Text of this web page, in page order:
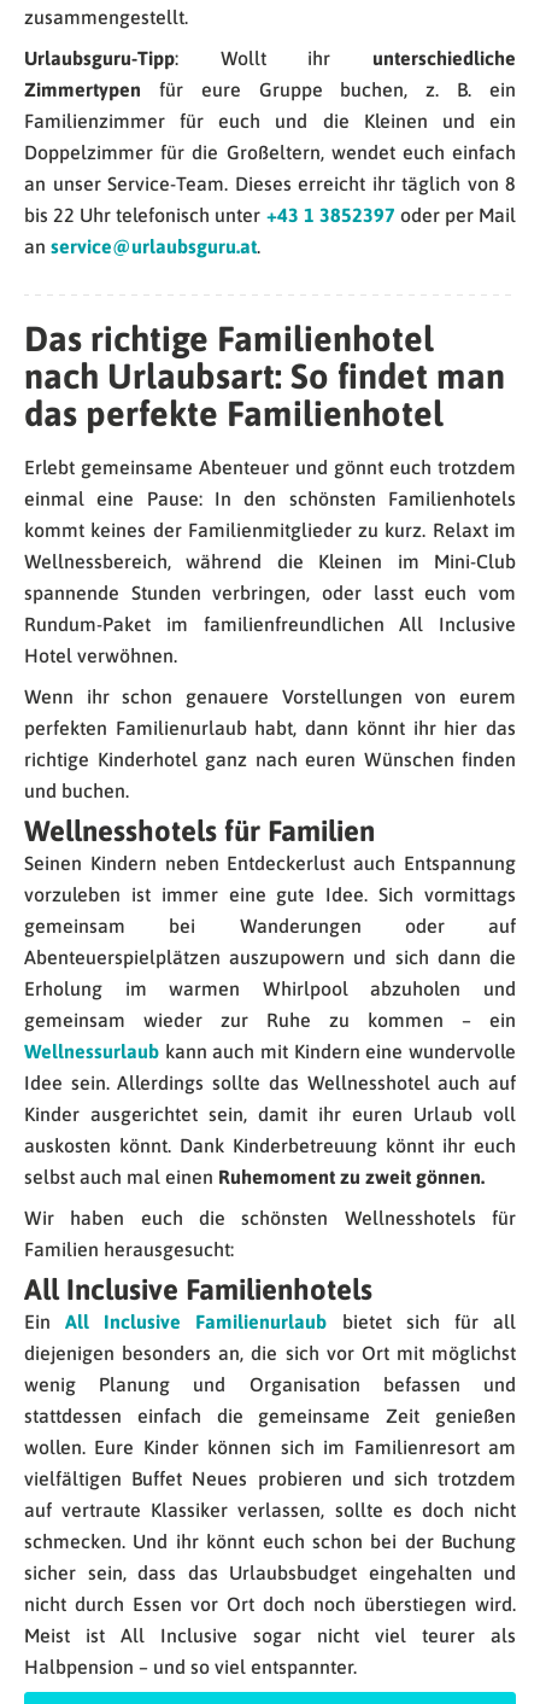
zusammengestellt.
Urlaubsguru-Tipp: Wollt ihr unterschiedliche
Zimmertypen für eure Gruppe buchen, z. B. ein
Familienzimmer für euch und die Kleinen und ein
Doppelzimmer für die Großeltern, wendet euch einfach
an unser Service-Team. Dieses erreicht ihr täglich von 8
bis 22 Uhr telefonisch unter +43 1 3852397 oder per Mail
an service@urlaubsguru.at.
Das richtige Familienhotel
nach Urlaubsart: So findet man
das perfekte Familienhotel
Erlebt gemeinsame Abenteuer und gönnt euch trotzdem
einmal eine Pause: In den schönsten Familienhotels
kommt keines der Familienmitglieder zu kurz. Relaxt im
Wellnessbereich, während die Kleinen im Mini-Club
spannende Stunden verbringen, oder lasst euch vom
Rundum-Paket im familienfreundlichen All Inclusive
Hotel verwöhnen.
Wenn ihr schon genauere Vorstellungen von eurem
perfekten Familienurlaub habt, dann könnt ihr hier das
richtige Kinderhotel ganz nach euren Wünschen finden
und buchen.
Wellnesshotels für Familien
Seinen Kindern neben Entdeckerlust auch Entspannung
vorzuleben ist immer eine gute Idee. Sich vormittags
gemeinsam bei Wanderungen oder auf
Abenteuerspielplätzen auszupowern und sich dann die
Erholung im warmen Whirlpool abzuholen und
gemeinsam wieder zur Ruhe zu kommen – ein
Wellnessurlaub kann auch mit Kindern eine wundervolle
Idee sein. Allerdings sollte das Wellnesshotel auch auf
Kinder ausgerichtet sein, damit ihr euren Urlaub voll
auskosten könnt. Dank Kinderbetreuung könnt ihr euch
selbst auch mal einen Ruhemoment zu zweit gönnen.
Wir haben euch die schönsten Wellnesshotels für
Familien herausgesucht:
All Inclusive Familienhotels
EinAll Inclusive Familienurlaub bietet sich für all
diejenigen besonders an, die sich vor Ort mit möglichst
wenig Planung und Organisation befassen und
stattdessen einfach die gemeinsame Zeit genießen
wollen. Eure Kinder können sich im Familienresort am
vielfältigen Buffet Neues probieren und sich trotzdem
auf vertraute Klassiker verlassen, sollte es doch nicht
schmecken. Und ihr könnt euch schon bei der Buchung
sicher sein, dass das Urlaubsbudget eingehalten und
nicht durch Essen vor Ort doch noch überstiegen wird.
Meist ist All Inclusive sogar nicht viel teurer als
Halbpension – und so viel entspannter.